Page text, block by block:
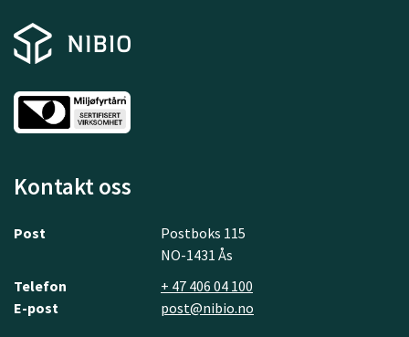
Kontakt oss
Post
Postboks 115
NO-1431 Ås
Telefon
+ 47 406 04 100
E-post
post@nibio.no